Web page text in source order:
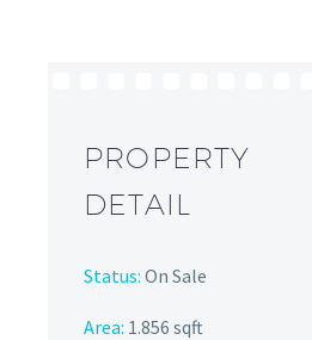
PROPERTY
DETAIL
Status: On Sale
Area: 1.856 sqft